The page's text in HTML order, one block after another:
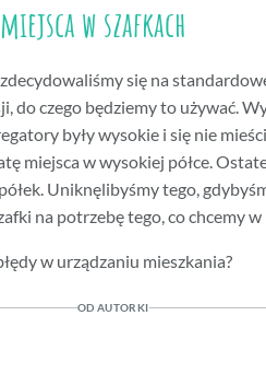
w szafkach
się na
do czego będziemy to używać.
były wysokie i się nie
miejsca w wysokiej półce.
Uniknęlibyśmy tego,
na potrzebę tego, co chcemy
w urządzaniu mieszkania?
OD AUTORKI